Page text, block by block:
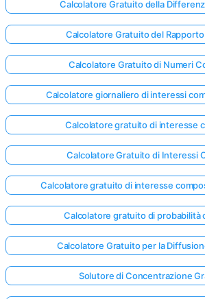
Calcolatore Gratuito della
Calcolatore Gratuito del
Calcolatore Gratuito di Numeri
Calcolatore giornaliero di interessi
Calcolatore gratuito di interesse
Calcolatore Gratuito di Interessi
Calcolatore gratuito di interesse
Calcolatore gratuito di probabilità
Calcolatore Gratuito per la
Solutore di Concentrazione